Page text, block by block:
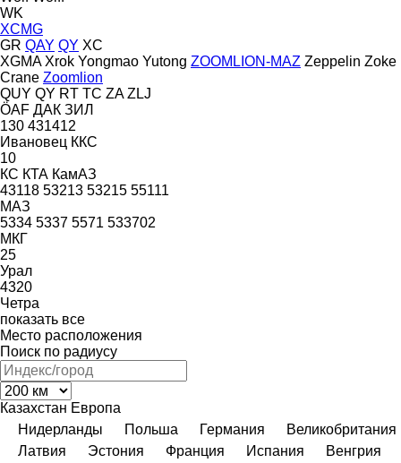
WK
XCMG
GR QAY QY XC
XGMA Xrok Yongmao Yutong ZOOMLION-MAZ Zeppelin Zoke
Crane Zoomlion
QUY QY RT TC ZA ZLJ
ÖAF ДАК ЗИЛ
130 431412
Ивановец ККС
10
КС КТА КамАЗ
43118 53213 53215 55111
МАЗ
5334 5337 5571 533702
МКГ
25
Урал
4320
Четра
показать все
Место расположения
Поиск по радиусу
Казахстан Европа
Нидерланды
Польша Германия
Великобритания
Латвия
Эстония Франция Испания
Венгрия